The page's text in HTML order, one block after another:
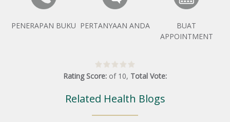
PENERAPAN BUKU PERTANYAAN ANDA
BUAT
APPOINTMENT
Rating Score: of 10, Total Vote:
Related Health Blogs